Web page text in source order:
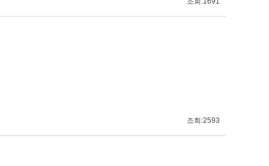
조회:2593